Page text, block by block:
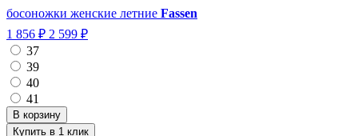
босоножки женские летние Fassen
1 856 ₽ 2 599 ₽
37
39
40
41
Купить в 1 клик